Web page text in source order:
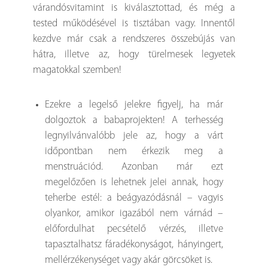
várandósvitamint is kiválasztottad, és még a
tested működésével is tisztában vagy. Innentől
kezdve már csak a rendszeres összebújás van
hátra, illetve az, hogy türelmesek legyetek
magatokkal szemben!
Ezekre a legelső jelekre figyelj, ha már
dolgoztok a babaprojekten! A terhesség
legnyilvánvalóbb jele az, hogy a várt
időpontban nem érkezik meg a
menstruációd. Azonban már ezt
megelőzően is lehetnek jelei annak, hogy
teherbe estél: a beágyazódásnál – vagyis
olyankor, amikor igazából nem várnád –
előfordulhat pecsételő vérzés, illetve
tapasztalhatsz fáradékonyságot, hányingert,
mellérzékenységet vagy akár görcsöket is.